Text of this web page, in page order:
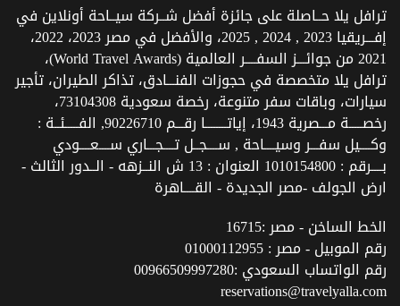
ترافل يلا حــاصلة على جائزة أفضل شــركة سيــاحة أونلاين في
إفـــريقيا 2023 , 2024 , 2025، والأفضل في مصر 2023، 2022،
2021 من جوائـــز السفــــر العالمية (World Travel Awards)،
ترافل يلا متخصصة في حجوزات الفنـــادق، تذاكر الطيران، تأجير
سيارات، وباقات سفر متنوعة، رخصة سعودية 73104308،
رخصـــــة مـــصرية 1943، إياتــــــــا رقـــم 90226710, الفـــــئــة :
وكــــيل سفـــر وسيــــاحة , ســــجــل تــــجـــاري ســــعــــودي
بــــرقم : 1010154800 العنوان : 13 ش النــزهه - الــدور الثالث -
ارض الجولف -مصر الجديدة - القــــاهرة
الخط الساخن - مصر :16715
رقم الموبيل - مصر :
رقم الواتساب السعودي :00966509997280
reservations@travelyalla.com